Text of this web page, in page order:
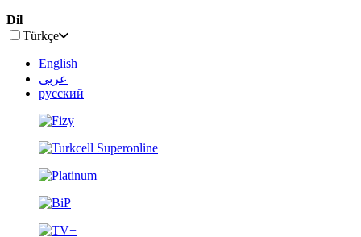
Dil
Türkçe
English
عربى
русский